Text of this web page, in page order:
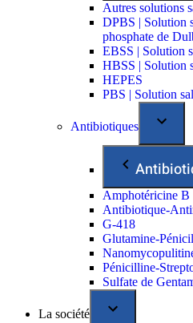
Autres solutions
DPBS | Solution
phosphate de
EBSS | Solution
HBSS | Solution
HEPES
PBS | Solution
Antibiotiques
Amphotéricine B
Antibiotique-
G-418
Glutamine-
Pénicilline-
Sulfate de
La société